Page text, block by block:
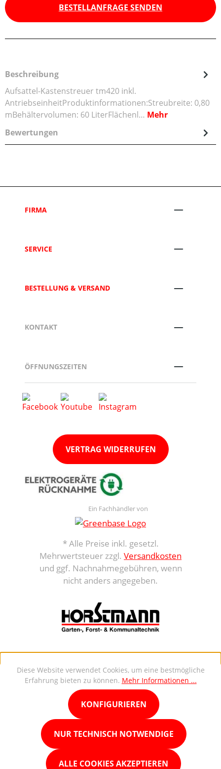
BESTELLANFRAGE SENDEN
Beschreibung
Aufsattel-Kastenstreuer tm420 inkl.
AntriebseinheitProduktinformationen:Streubreite: 0,80
mBehältervolumen: 60 LiterFlächenl… Mehr
Bewertungen
FIRMA
SERVICE
BESTELLUNG & VERSAND
KONTAKT
ÖFFNUNGSZEITEN
VERTRAG WIDERRUFEN
Ein Fachhändler von
* Alle Preise inkl. gesetzl.
Mehrwertsteuer zzgl. Versandkosten
und ggf. Nachnahmegebühren, wenn
nicht anders angegeben.
Diese Website verwendet Cookies, um eine bestmögliche
Erfahrung bieten zu können. Mehr Informationen ...
NUR TECHNISCH NOTWENDIGE
KONFIGURIEREN
ALLE COOKIES AKZEPTIEREN